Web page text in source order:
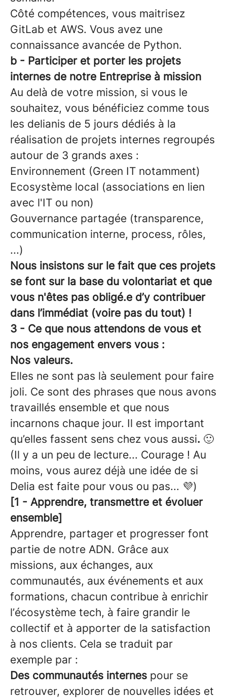
Côté compétences, vous maitrisez
GitLab et AWS. Vous avez une
connaissance avancée de Python.
b - Participer et porter les projets
internes de notre Entreprise à mission
Au delà de votre mission, si vous le
souhaitez, vous bénéficiez comme tous
les delianis de 5 jours dédiés à la
réalisation de projets internes regroupés
autour de 3 grands axes :
Environnement (Green IT notamment)
Ecosystème local (associations en lien
avec l'IT ou non)
Gouvernance partagée (transparence,
communication interne, process, rôles,
...)
Nous insistons sur le fait que ces projets
se font sur la base du volontariat et que
vous n'êtes pas obligé.e d’y contribuer
dans l’immédiat (voire pas du tout) !
3 - Ce que nous attendons de vous et
nos engagement envers vous :
Nos valeurs.
Elles ne sont pas là seulement pour faire
joli. Ce sont des phrases que nous avons
travaillés ensemble et que nous
incarnons chaque jour. Il est important
qu’elles fassent sens chez vous aussi. 🙂
(Il y a un peu de lecture... Courage ! Au
moins, vous aurez déjà une idée de si
Delia est faite pour vous ou pas... 💜)
[1 - Apprendre, transmettre et évoluer
ensemble]
Apprendre, partager et progresser font
partie de notre ADN. Grâce aux
missions, aux échanges, aux
communautés, aux événements et aux
formations, chacun contribue à enrichir
l’écosystème tech, à faire grandir le
collectif et à apporter de la satisfaction
à nos clients. Cela se traduit par
exemple par :
Des communautés internes pour se
retrouver, explorer de nouvelles idées et